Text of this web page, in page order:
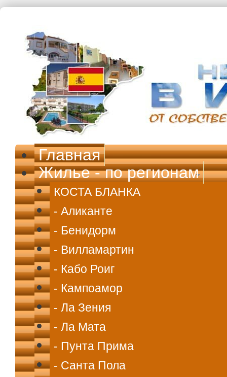
Перейти к основному содержанию
Главная
Жилье - по регионам
КОСТА БЛАНКА
- Аликанте
- Бенидорм
- Вилламартин
- Кабо Роиг
- Кампоамор
- Ла Зения
- Ла Мата
- Пунта Прима
- Санта Пола